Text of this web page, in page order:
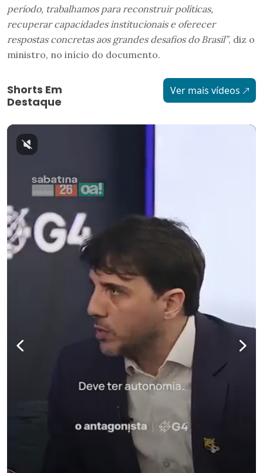
período, trabalhamos para reconstruir políticas,
recuperar capacidades institucionais e oferecer
respostas concretas aos grandes desafios do Brasil”, diz o
ministro, no início do documento.
Shorts Em
Destaque
Ver mais vídeos